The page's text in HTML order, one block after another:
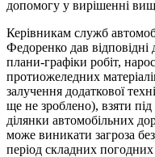
допомогу у вирішенні
Керівникам служб
Федоренко дав відповідні
плани-графіки робіт,
протиожеледних
залучення додаткової
ще не зроблено), взяти
ділянки автомобільних
може виникати загроза
період складних